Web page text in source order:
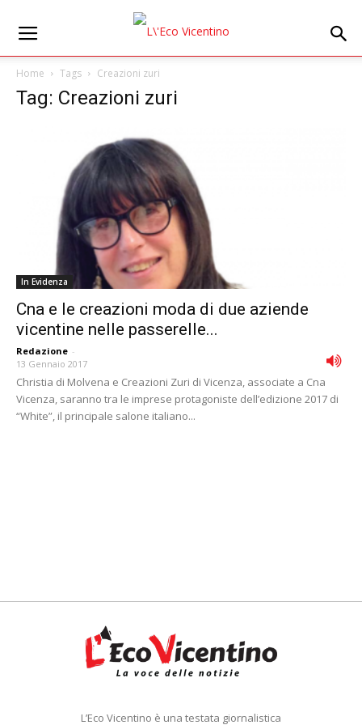
Home Tags Creazioni zuri
Tag: Creazioni zuri
In Evidenza
Cna e le creazioni moda di due aziende
vicentine nelle passerelle...
Redazione -
13 Gennaio 2017
Christia di Molvena e Creazioni Zuri di Vicenza, associate a Cna
Vicenza, saranno tra le imprese protagoniste dell’edizione 2017 di
“White”, il principale salone italiano...
L’Eco Vicentino è una testata giornalistica